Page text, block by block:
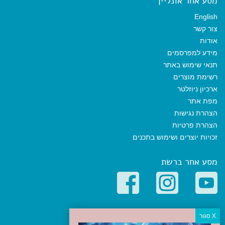
English
צור קשר
אודות
מידע למפרסמים
תנאי שימוש באתר
רשימת מוצרים
ארכיון ניוזלטר
מפת אתר
הצהרת נגישות
הצהרת פרטיות
זכויות יוצרים ושימוש בתכנים
מסע אחר ברשת
קטגוריות פופולריות